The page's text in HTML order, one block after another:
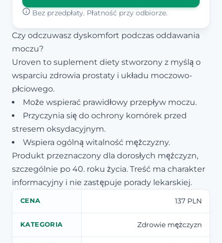
Bez przedpłaty. Płatność przy odbiorze.
Czy odczuwasz dyskomfort podczas oddawania
moczu?
Uroven to suplement diety stworzony z myślą o
wsparciu zdrowia prostaty i układu moczowo-
płciowego.
Może wspierać prawidłowy przepływ moczu.
Przyczynia się do ochrony komórek przed
stresem oksydacyjnym.
Wspiera ogólną witalność mężczyzny.
Produkt przeznaczony dla dorosłych mężczyzn,
szczególnie po 40. roku życia. Treść ma charakter
informacyjny i nie zastępuje porady lekarskiej.
CENA 137 PLN
KATEGORIA Zdrowie mężczyzn